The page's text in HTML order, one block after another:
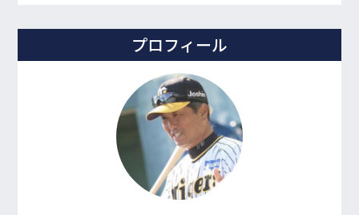
プロフィール